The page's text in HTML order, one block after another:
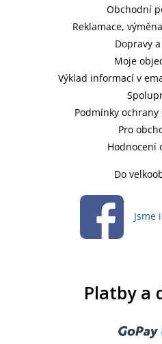
Obchodní
Reklamace,
Dopravy
Moje
Výklad informací v
Podmínky
Pro
Hodnocení
Do
Jsme
Platby a